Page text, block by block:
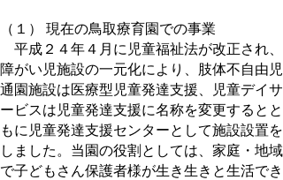
（１） 現在の鳥取療育園での事業
平成２４年４月に児童福祉法が改正され、
障がい児施設の一元化により、肢体不自由児
通園施設は医療型児童発達支援、児童デイサ
ービスは児童発達支援に名称を変更するとと
もに児童発達支援センターとして施設設置を
しました。当園の役割としては、家庭・地域
で子どもさん保護者様が生き生きと生活でき